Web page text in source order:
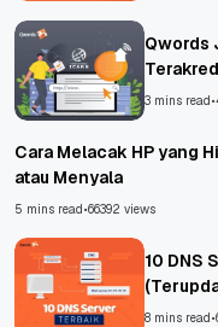
Qwords
3 mins read•
Cara Melacak HP yang
atau Menyala
5 mins read•66392 views
10 DNS
8 mins read•